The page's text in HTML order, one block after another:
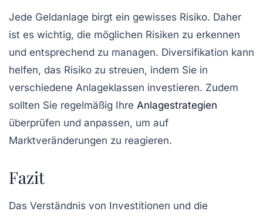
Jede Geldanlage birgt ein gewisses Risiko. Daher
ist es wichtig, die möglichen Risiken zu erkennen
und entsprechend zu managen. Diversifikation kann
helfen, das Risiko zu streuen, indem Sie in
verschiedene Anlageklassen investieren. Zudem
sollten Sie regelmäßig Ihre Anlagestrategien
überprüfen und anpassen, um auf
Marktveränderungen zu reagieren.
Fazit
Das Verständnis von Investitionen und die